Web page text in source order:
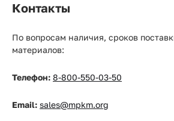
Контакты
По вопросам наличия, сроков
материалов:
Телефон: 8-800-550-03-50
Email: sales@mpkm.org